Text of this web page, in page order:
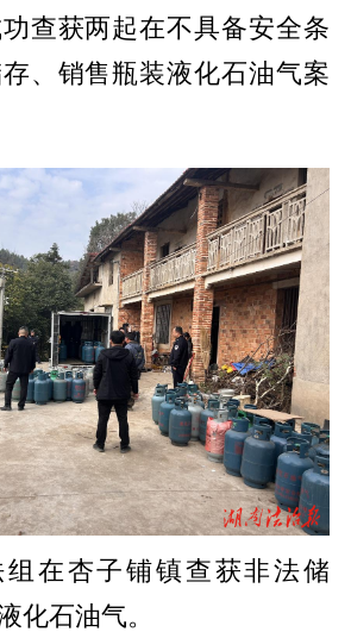
查获两起在不具备安全条
、销售瓶装液化石油气案
在杏子铺镇查获非法储
化石油气。